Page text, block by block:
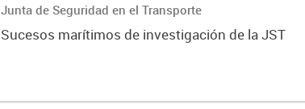
Junta de Seguridad en el Transporte
Sucesos marítimos de investigación de la JST